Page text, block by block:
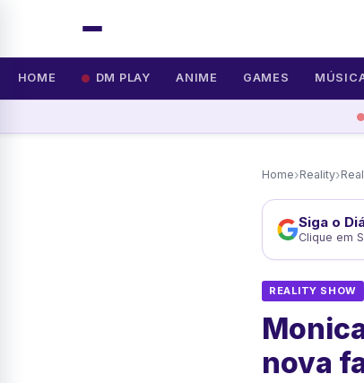
HOME DM PLAY ANIME GAMES
Home›Reality›
Siga o
Clique em
REALITY SHOW
nova